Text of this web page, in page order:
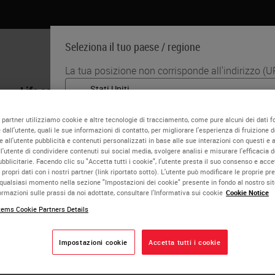
Seleziona il tuo paese / regione
La tua posizione non corrisponde all'indirizzo
Ogni paese/regione può avere una propria serie
mediche. Le informazioni che si trovano su ogni
paese sono specifiche e applicabili solo a quel
limitato a) tutti i dettagli/disponibilità del prodotto,
promozioni.
SÌ
Life science Formazione Assistenza
Baras
Director of Pathology Informatics, Johns
Baras is a pathologist and informatics/bioinformatics
Kimmel Comprehensive Cancer Center at Johns Hopkins.
of Pathology at Johns Hopkins. He also directs the
Clinical Service at Johns Hopkins. Dr. Baras completed his
training in Anatomic Pathology at Johns Hopkins
partner utilizziamo cookie e altre tecnologie di tracciamento, come pure alcuni dei dati
quali le sue informazioni di contatto, per migliorare l'esperienza di fruizione
all'utente pubblicità e contenuti personalizzati in base alle sue interazioni con questi e
di condividere contenuti sui social media, svolgere analisi e misurare l'efficacia
Facendo clic su "Accetta tutti i cookie", l'utente presta il suo consenso e
dati con i nostri partner (link riportato sotto). L'utente può modificare le proprie
momento nella sezione "Impostazioni dei cookie" presente in fondo al nostro
sulle prassi da noi adottate, consultare l'Informativa sui cookie Cookie Notice
Cookie Partners Details
Impostazioni cookie Accetta tutti i cookie